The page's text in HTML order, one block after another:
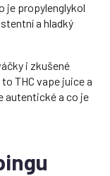
je propylenglykol
a hladký
i zkušené
THC vape juice a
autentické a co je